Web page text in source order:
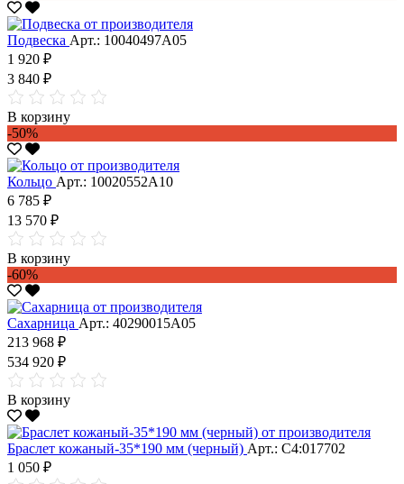
Подвеска Арт.: 10040497А05
1 920 ₽
3 840 ₽
В корзину
-50%
Кольцо Арт.: 10020552А10
6 785 ₽
13 570 ₽
В корзину
-60%
Сахарница Арт.: 40290015А05
213 968 ₽
534 920 ₽
В корзину
Браслет кожаный-35*190 мм (черный) Арт.: С4:017702
1 050 ₽